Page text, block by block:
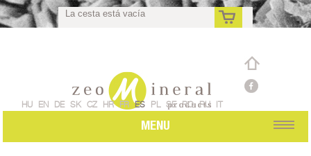
La cesta está vacía
es
HU EN DE SK CZ HR FR ES PL SE RO RU IT
MENU